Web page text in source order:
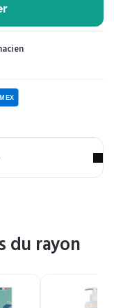
du rayon